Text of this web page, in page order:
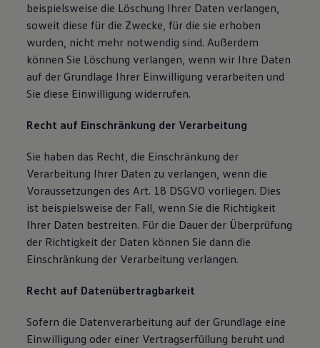
beispielsweise die Löschung Ihrer Daten verlangen,
soweit diese für die Zwecke, für die sie erhoben
wurden, nicht mehr notwendig sind. Außerdem
können Sie Löschung verlangen, wenn wir Ihre Daten
auf der Grundlage Ihrer Einwilligung verarbeiten und
Sie diese Einwilligung widerrufen.
Recht auf Einschränkung der Verarbeitung
Sie haben das Recht, die Einschränkung der
Verarbeitung Ihrer Daten zu verlangen, wenn die
Voraussetzungen des Art. 18 DSGVO vorliegen. Dies
ist beispielsweise der Fall, wenn Sie die Richtigkeit
Ihrer Daten bestreiten. Für die Dauer der Überprüfung
der Richtigkeit der Daten können Sie dann die
Einschränkung der Verarbeitung verlangen.
Recht auf Datenübertragbarkeit
Sofern die Datenverarbeitung auf der Grundlage eine
Einwilligung oder einer Vertragserfüllung beruht und